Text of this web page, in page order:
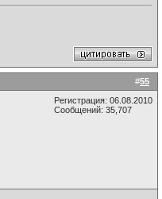
#55
Регистрация: 06.08.2010
Сообщений: 35,707